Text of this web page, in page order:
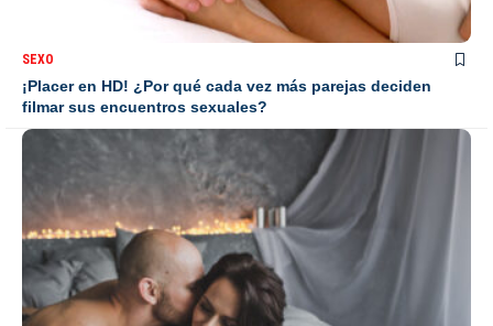
SEXO
¡Placer en HD! ¿Por qué cada vez más parejas deciden
filmar sus encuentros sexuales?